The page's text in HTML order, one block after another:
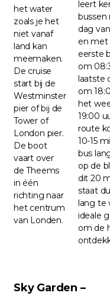
het water
zoals je het
niet vanaf
land kan
meemaken.
De cruise
start bij de
Westminster
pier of bij de
Tower of
London pier.
De boot
vaart over
de Theems
in één
richting naar
het centrum
van Londen.
leert
bussen
dag
en met
eerste
om
laatste
om
het
19:00
route
10-15
bus
op de
dit 20
staat
lang te
ideale
om de
Sky Garden –